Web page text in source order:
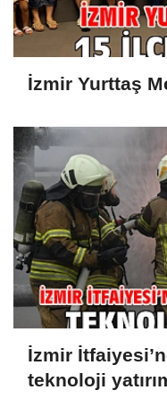
İzmir Yurttaş
İzmir
teknoloji